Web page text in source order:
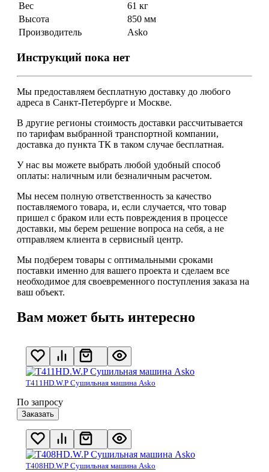
Вес
61 кг
Высота
850 мм
Производитель
Asko
Инструкций пока нет
Мы предоставляем бесплатную доставку до любого
адреса в Санкт-Петербурге и Москве.
В другие регионы стоимость доставки рассчитывается
по тарифам выбранной транспортной компании,
доставка до пункта ТК в таком случае бесплатная.
У нас вы можете выбрать любой удобный способ
оплаты: наличным или безналичным расчетом.
Мы несем полную ответственность за качество
поставляемого товара, и, если случается, что товар
пришел с браком или есть повреждения в процессе
доставки, мы берем решение вопроса на себя, а не
отправляем клиента в сервисный центр.
Мы подберем товары с оптимальными сроками
поставки именно для вашего проекта и сделаем все
необходимое для своевременного поступления заказа на
ваш объект.
Вам может быть интересно
T411HD.W.P Сушильная машина Asko
По запросу
Заказать
T408HD.W.P Сушильная машина Asko